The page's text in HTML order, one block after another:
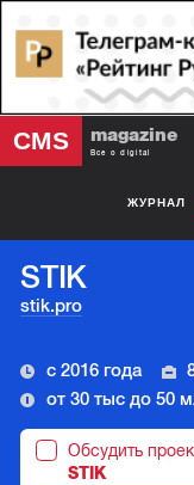
CMS magazine
Все о digital
ЖУРНАЛ
STIK
stik.pro
с 2016 года
от 30 тыс до 50
Обсудить
STIK